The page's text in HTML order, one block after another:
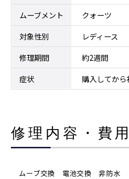
すべて
電池交換しても動か
すべて
本川越店
大阪四ツ橋店（西心斎
すべて
ムーブメント
クォーツ
対象性別
レディース
修理期間
約2週間
症状
購入してか
修理内容・費用
ムーブ交換 電池交換 非防水